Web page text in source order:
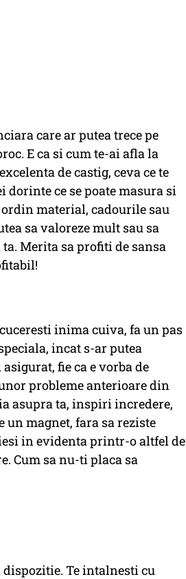
care ar putea trece pe
E ca si cum te-ai afla la
de castig, ceva ce te
ce se poate masura si
material, cadourile sau
sa valoreze mult sau sa
Merita sa profiti de sansa
inima cuiva, fa un pas
incat s-ar putea
fie ca e vorba de
probleme anterioare din
asupra ta, inspiri incredere,
un magnet, fara sa reziste
in evidenta printr-o altfel de
Cum sa nu-ti placa sa
dispozitie. Te intalnesti cu